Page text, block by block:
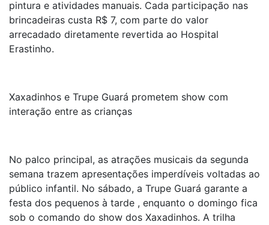
pintura e atividades manuais. Cada participação nas
brincadeiras custa R$ 7, com parte do valor
arrecadado diretamente revertida ao Hospital
Erastinho.
Xaxadinhos e Trupe Guará prometem show com
interação entre as crianças
No palco principal, as atrações musicais da segunda
semana trazem apresentações imperdíveis voltadas ao
público infantil. No sábado, a Trupe Guará garante a
festa dos pequenos à tarde , enquanto o domingo fica
sob o comando do show dos Xaxadinhos. A trilha